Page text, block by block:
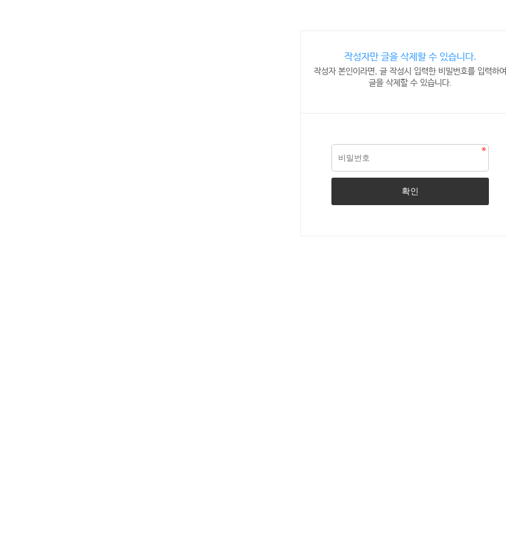
작성자만 글을 삭제할 수 있습니다.
작성자 본인이라면, 글 작성시 입력한 비밀번호를 입력하여
글을 삭제할 수 있습니다.